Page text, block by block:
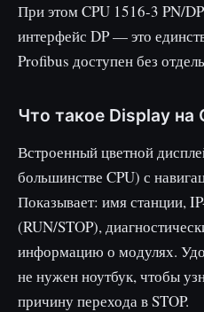
При этом CPU 1516-3 PN/
интерфейс DP — это
Profibus доступен без
Что такое Display на
Встроенный цветной
большинстве CPU) с
Показывает: имя станции,
(RUN/STOP),
информацию о модулях.
не нужен ноутбук, чтобы
причину перехода в STOP.